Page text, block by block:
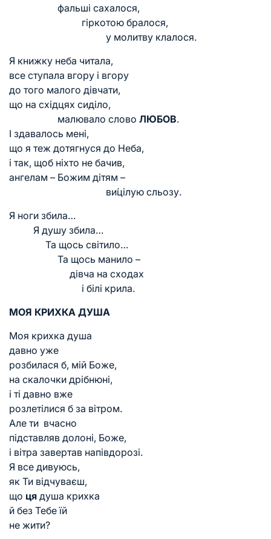
фальші сахалося,
гіркотою бралося,
у молитву клалося.
Я книжку неба читала,
все ступала вгору і вгору
до того малого дівчати,
що на східцях сиділо,
малювало слово ЛЮБОВ.
І здавалось мені,
що я теж дотягнуся до Неба,
і так, щоб ніхто не бачив,
ангелам – Божим дітям –
ви́цілую сльозу.
Я ноги збила…
Я душу збила…
Та щось світило…
Та щось манило –
дівча на сходах
і білі крила.
МОЯ КРИХКА ДУША
Моя крихка душа
давно уже
розбилася б, мій Боже,
на скалочки дрібнюні,
і ті давно вже
розлетілися б за вітром.
Але ти вчасно
підставляв долоні, Боже,
і вітра завертав напівдорозі.
Я все дивуюсь,
як Ти відчуваєш,
що ця душа крихка
й без Тебе їй
не жити?